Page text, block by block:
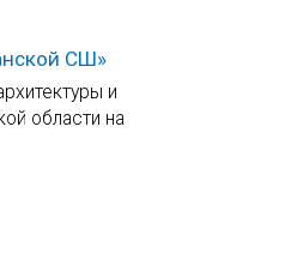
СШ»
и
области на